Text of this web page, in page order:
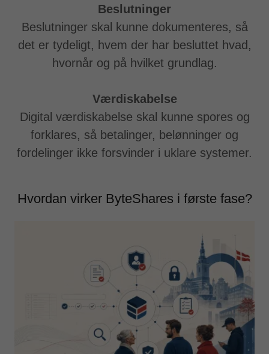
Beslutninger
Beslutninger skal kunne dokumenteres, så
det er tydeligt, hvem der har besluttet hvad,
hvornår og på hvilket grundlag.
Værdiskabelse
Digital værdiskabelse skal kunne spores og
forklares, så betalinger, belønninger og
fordelinger ikke forsvinder i uklare systemer.
Hvordan virker ByteShares i første fase?